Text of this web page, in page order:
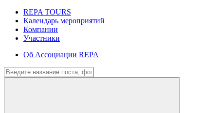
REPA TOURS
Календарь мероприятий
Компании
Участники
Об Ассоциации REPA